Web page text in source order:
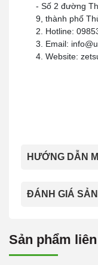
- Số 2 đường
9, thành phố
2. Hotline:
3. Email:
4. Website:
HƯỚNG DẪN
ĐÁNH GIÁ
Sản phẩm